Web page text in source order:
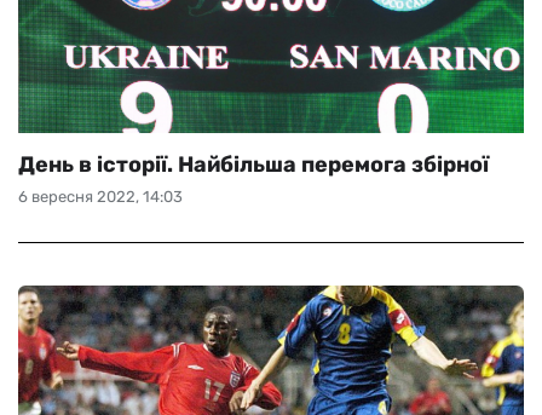
6 вересня 2022, 14:03
День в історії. Найбільша перемога збірної